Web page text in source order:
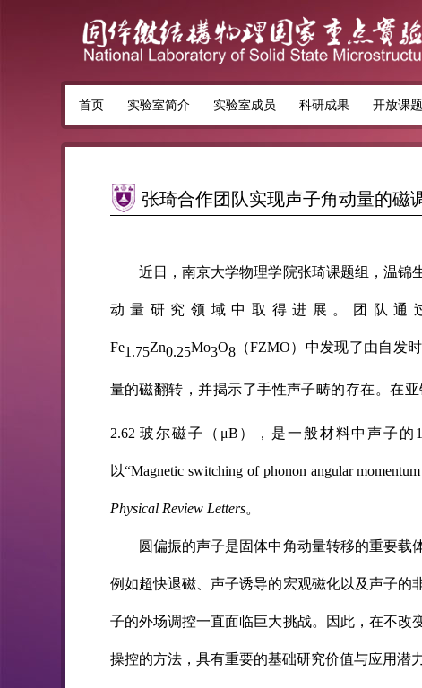
首页 实验室简介 实验室成员 科研成果 开放课题
张琦合作团队实现声子角动量的磁
近日，南京大学物理学院张琦课题组，温锦
动量研究领域中取得进展。团队通
Fe1.75Zn0.25Mo3O8 （FZMO）中发现了由自发
量的磁翻转，并揭示了手性声子畴的存在。在
2.62 玻尔磁子（μB），是一般材料中声子的
以“Magnetic switching of phonon angular
Physical Review Letters。
圆偏振的声子是固体中角动量转移的重要载
例如超快退磁、声子诱导的宏观磁化以及声子
子的外场调控一直面临巨大挑战。因此，在不改
操控的方法，具有重要的基础研究价值与应用潜力